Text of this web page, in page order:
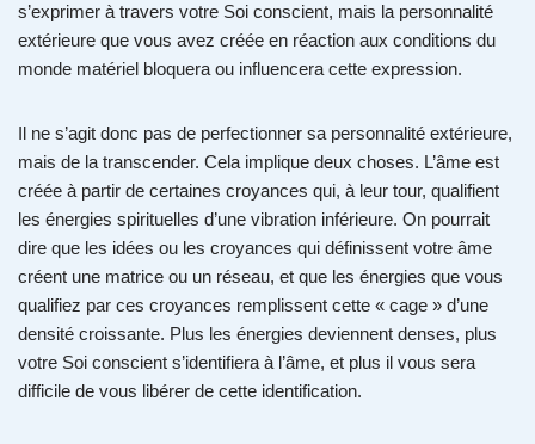
s’exprimer à travers votre Soi conscient, mais la personnalité
extérieure que vous avez créée en réaction aux conditions du
monde matériel bloquera ou influencera cette expression.
Il ne s’agit donc pas de perfectionner sa personnalité extérieure,
mais de la transcender. Cela implique deux choses. L’âme est
créée à partir de certaines croyances qui, à leur tour, qualifient
les énergies spirituelles d’une vibration inférieure. On pourrait
dire que les idées ou les croyances qui définissent votre âme
créent une matrice ou un réseau, et que les énergies que vous
qualifiez par ces croyances remplissent cette « cage » d’une
densité croissante. Plus les énergies deviennent denses, plus
votre Soi conscient s’identifiera à l’âme, et plus il vous sera
difficile de vous libérer de cette identification.